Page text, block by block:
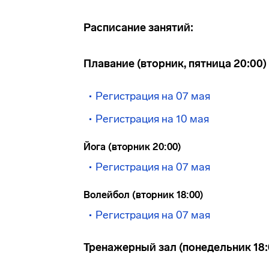
Расписание занятий:
Плавание (вторник, пятница 20:00)
Регистрация на 07 мая
Регистрация на 10 мая
Йога (вторник 20:00)
Регистрация на 07 мая
Волейбол (вторник 18:00)
Регистрация на 07 мая
Тренажерный зал (понедельник